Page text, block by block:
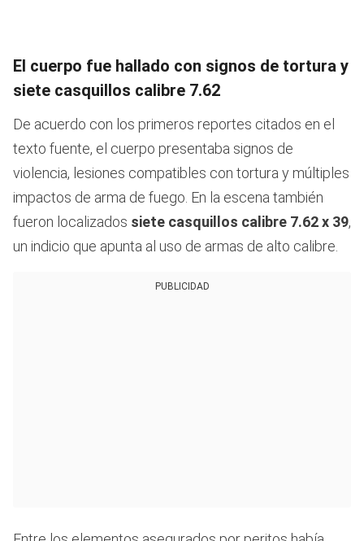
El cuerpo fue hallado con signos de tortura y
siete casquillos calibre 7.62
De acuerdo con los primeros reportes citados en el
texto fuente, el cuerpo presentaba signos de
violencia, lesiones compatibles con tortura y múltiples
impactos de arma de fuego. En la escena también
fueron localizados siete casquillos calibre 7.62 x 39,
un indicio que apunta al uso de armas de alto calibre.
PUBLICIDAD